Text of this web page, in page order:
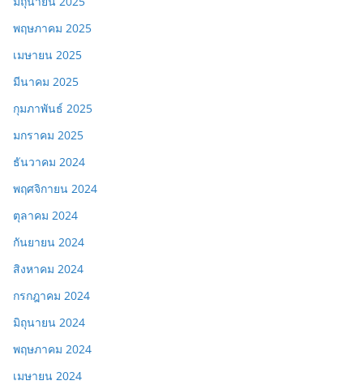
พฤษภาคม 2025
เมษายน 2025
มีนาคม 2025
กุมภาพันธ์ 2025
มกราคม 2025
ธันวาคม 2024
พฤศจิกายน 2024
ตุลาคม 2024
กันยายน 2024
สิงหาคม 2024
กรกฎาคม 2024
มิถุนายน 2024
พฤษภาคม 2024
เมษายน 2024